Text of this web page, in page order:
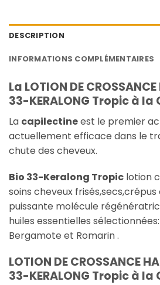
DESCRIPTION
INFORMATIONS COMPLÉMENTAIRES
La LOTION DE
33-KERALONG Tropic à
La capilectineest le premier
actuellement efficace dans le
chute des cheveux.
Bio 33-Keralong Tropic lotion
soins cheveux
puissante molécule
huiles essentielles
Bergamote et Romarin .
LOTION DE CROSSANCE
33-KERALONG Tropic à